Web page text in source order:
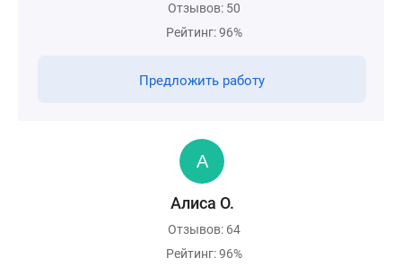
Отзывов: 50
Рейтинг: 96%
Предложить работу
Алиса О.
Отзывов: 64
Рейтинг: 96%